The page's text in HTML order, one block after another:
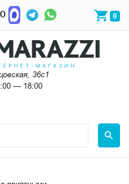
0
36с1
— 18:00